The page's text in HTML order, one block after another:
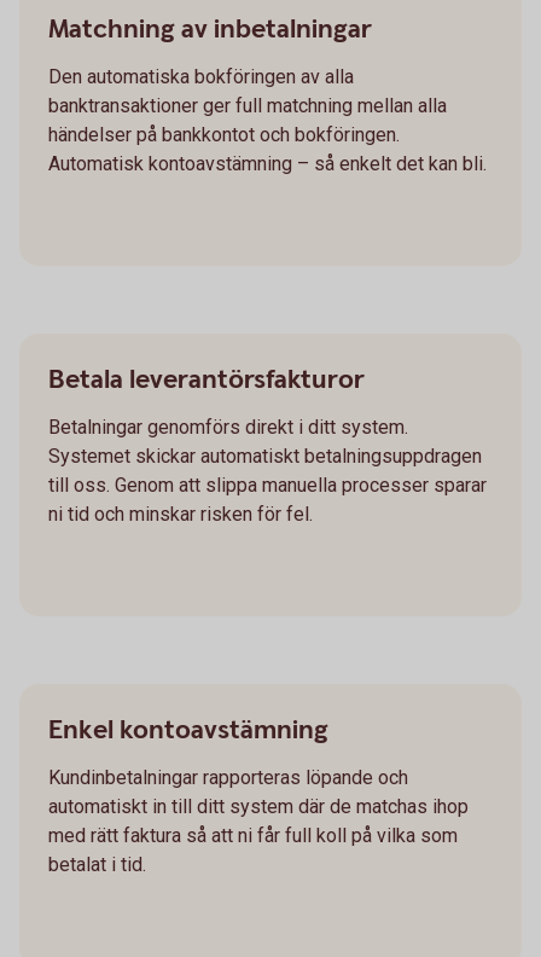
Matchning av inbetalningar
Den automatiska bokföringen av alla
banktransaktioner ger full matchning mellan alla
händelser på bankkontot och bokföringen.
Automatisk kontoavstämning – så enkelt det kan bli.
Betala leverantörsfakturor
Betalningar genomförs direkt i ditt system.
Systemet skickar automatiskt betalningsuppdragen
till oss. Genom att slippa manuella processer sparar
ni tid och minskar risken för fel.
Enkel kontoavstämning
Kundinbetalningar rapporteras löpande och
automatiskt in till ditt system där de matchas ihop
med rätt faktura så att ni får full koll på vilka som
betalat i tid.